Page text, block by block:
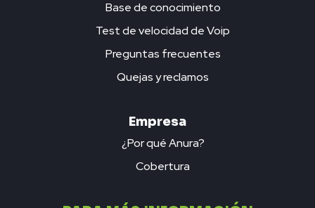
Base de conocimiento
Test de velocidad de Voip
Preguntas frecuentes
Quejas y reclamos
Empresa
¿Por qué Anura?
Cobertura